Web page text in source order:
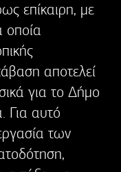
επίκαιρη, με
οποία
αποτελεί
για το Δήμο
Για αυτό
των